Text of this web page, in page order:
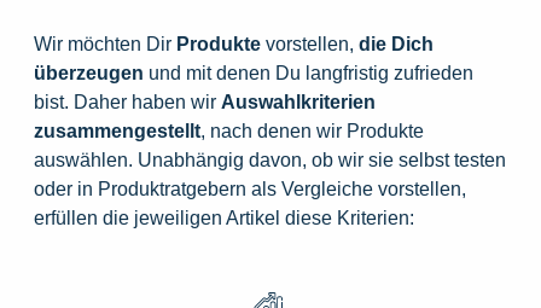
Wir möchten Dir Produkte vorstellen, die Dich
überzeugen und mit denen Du langfristig zufrieden
bist. Daher haben wir Auswahlkriterien
zusammengestellt, nach denen wir Produkte
auswählen. Unabhängig davon, ob wir sie selbst testen
oder in Produktratgebern als Vergleiche vorstellen,
erfüllen die jeweiligen Artikel diese Kriterien: